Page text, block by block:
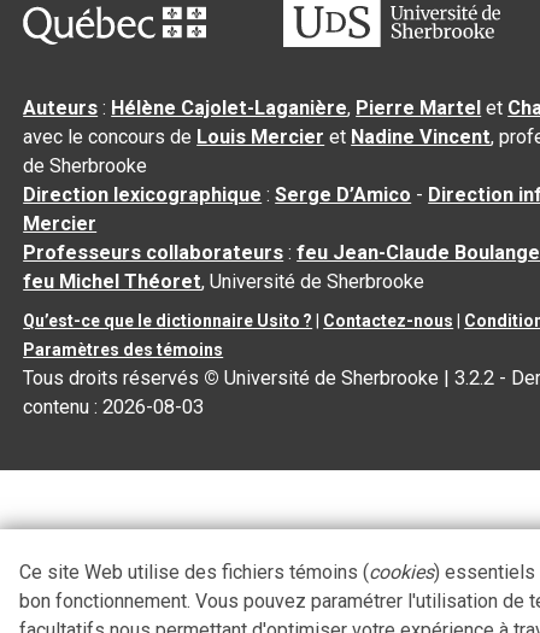
Auteurs : Hélène Cajolet-Laganière, Pierre Martel et
avec le concours de Louis Mercier et Nadine Vincent,
de Sherbrooke
Direction lexicographique :Serge D’Amico - Direction
Mercier
Professeurs collaborateurs :feu Jean-Claude
feu Michel Théoret, Université de Sherbrooke
Qu’est-ce que le dictionnaire Usito ? Contactez-nous
Paramètres des témoins
Tous droits réservés © Université de Sherbrooke |3.2.2 -
contenu :2026-08-03
Ce site Web utilise des fichiers témoins (cookies) essentiels
bon fonctionnement. Vous pouvez paramétrer l'utilisation de